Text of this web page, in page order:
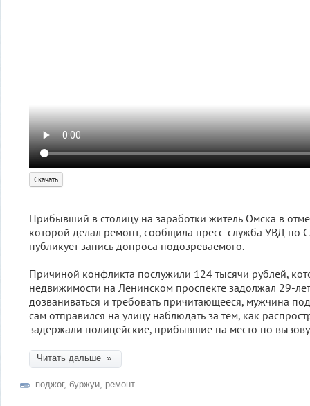
Скачать
Прибывший в столицу на заработки житель Омска в
которой делал ремонт, сообщила пресс-служба УВД по
публикует запись допроса подозреваемого.
Причиной конфликта послужили 124 тысячи рублей,
недвижимости на Ленинском проспекте задолжал 29-
дозваниваться и требовать причитающееся, мужчина
сам отправился на улицу наблюдать за тем, как
задержали полицейские, прибывшие на место по
Читать дальше »
поджог, буржуи ремонт